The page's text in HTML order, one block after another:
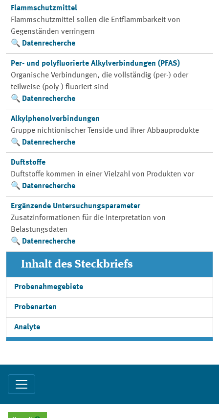
Flammschutzmittel
Flammschutzmittel sollen die Entflammbarkeit von
Gegenständen verringern
Datenrecherche
Per- und polyfluorierte Alkylverbindungen (PFAS)
Organische Verbindungen, die vollständig (per-) oder
teilweise (poly-) fluoriert sind
Datenrecherche
Alkylphenolverbindungen
Gruppe nichtionischer Tenside und ihrer Abbauprodukte
Datenrecherche
Duftstoffe
Duftstoffe kommen in einer Vielzahl von Produkten vor
Datenrecherche
Ergänzende Untersuchungsparameter
Zusatzinformationen für die Interpretation von
Belastungsdaten
Datenrecherche
Inhalt des Steckbriefs
Probenahmegebiete
Probenarten
Analyte